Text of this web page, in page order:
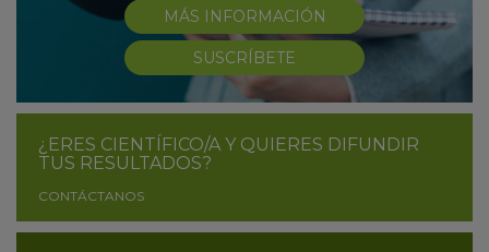
MÁS INFORMACIÓN
SUSCRÍBETE
¿ERES CIENTÍFICO/A Y QUIERES DIFUNDIR
TUS RESULTADOS?
CONTÁCTANOS